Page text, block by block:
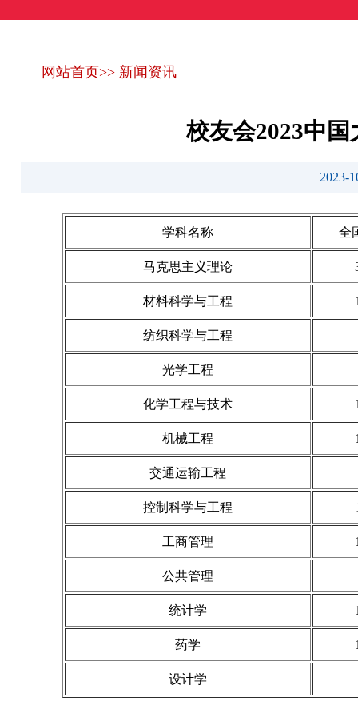
网站首页>> 新闻资讯
校友会2023中
2023-
学科名称 全
马克思主义理论
材料科学与工程
纺织科学与工程
光学工程
化学工程与技术
机械工程
交通运输工程
控制科学与工程
工商管理
公共管理
统计学
药学
设计学